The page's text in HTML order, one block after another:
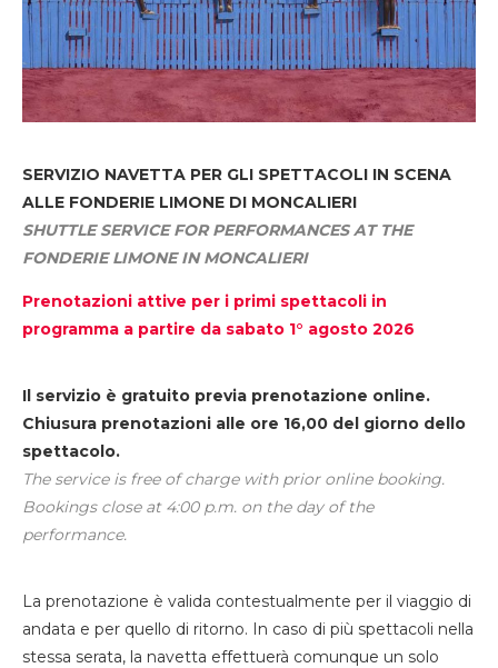
SERVIZIO NAVETTA PER GLI SPETTACOLI IN SCENA
ALLE FONDERIE LIMONE DI MONCALIERI
SHUTTLE SERVICE FOR PERFORMANCES AT THE
FONDERIE LIMONE IN MONCALIERI
Prenotazioni attive per i primi spettacoli in
programma a partire da sabato 1° agosto 2026
Il servizio è gratuito previa prenotazione online.
Chiusura prenotazioni alle ore 16,00 del giorno dello
spettacolo.
The service is free of charge with prior online booking.
Bookings close at 4:00 p.m. on the day of the
performance.
La prenotazione è valida contestualmente per il viaggio di
andata e per quello di ritorno. In caso di più spettacoli nella
stessa serata, la navetta effettuerà comunque un solo